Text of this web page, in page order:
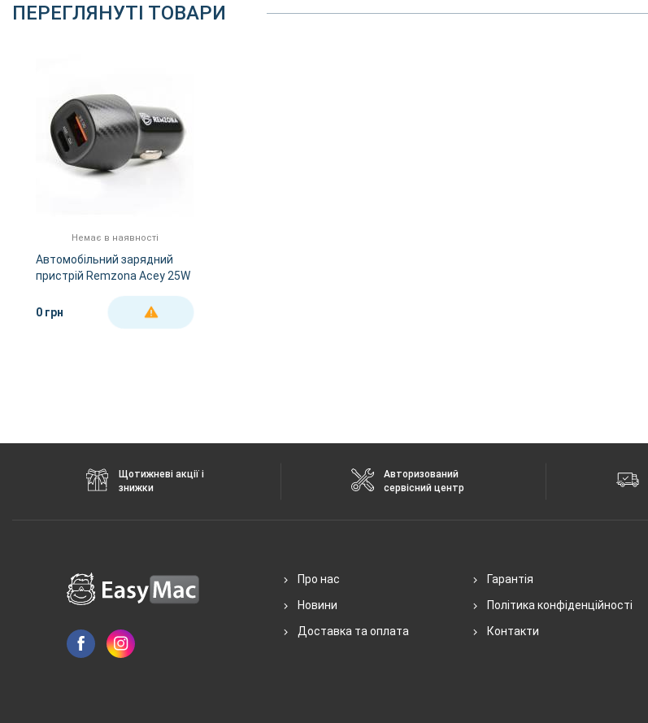
ПЕРЕГЛЯНУТІ ТОВАРИ
Немає в наявності
Автомобільний зарядний
пристрій Remzona Acey 25W
Чорний
0 грн ДЕТАЛЬНІШЕ
Щотижневі акції і
знижки
Авторизований
сервісний центр
Про нас
Новини
Доставка та оплата
Гарантія
Політика конфіденційності
Контакти